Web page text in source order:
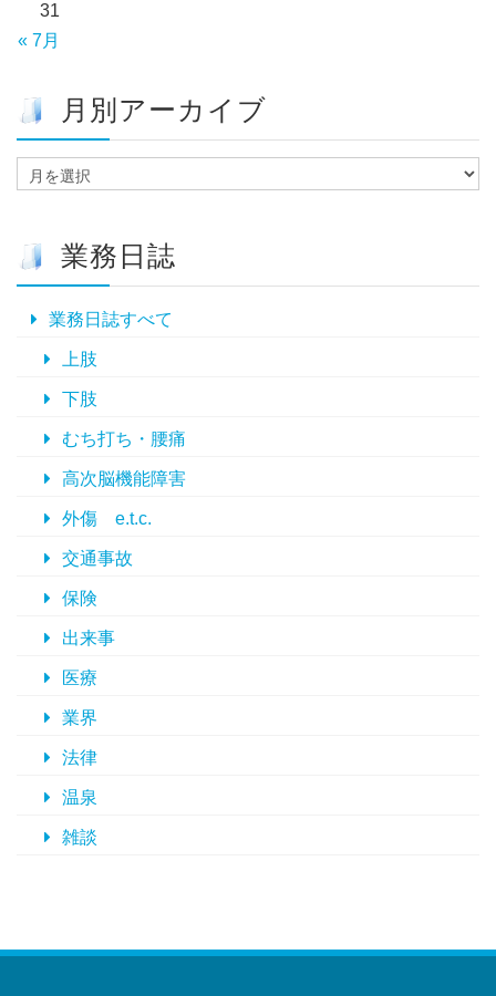
« 7月
31
月別アーカイブ
別
カ
業務日誌
業務日誌すべて
上肢
下肢
むち打ち・腰痛
高次脳機能障害
外傷 e.t.c.
交通事故
保険
出来事
医療
業界
法律
温泉
雑談